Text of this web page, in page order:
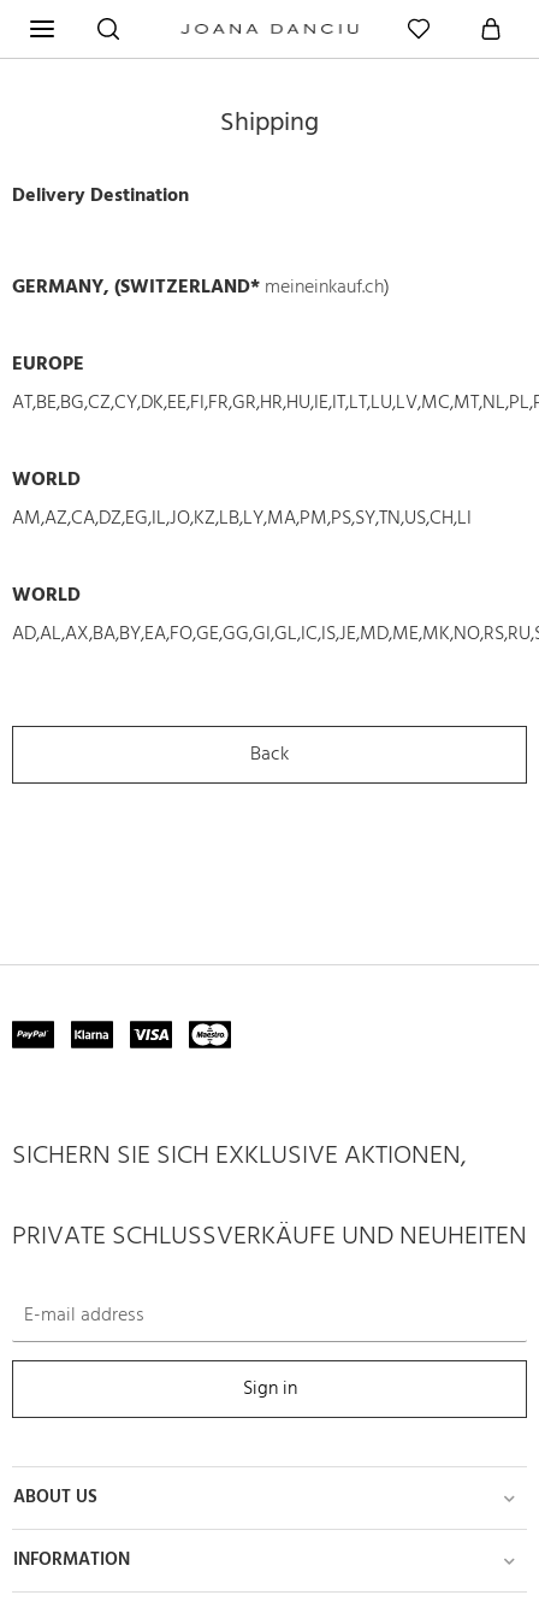
Shipping
Delivery Destination
GERMANY, (SWITZERLAND*meineinkauf.ch)
EUROPE
WORLD
AM,AZ,CA,DZ,EG,IL,JO,KZ,LB,LY,MA,PM,PS,SY,TN,US,CH,LI
WORLD
Back
SICHERN SIE SICH EXKLUSIVE AKTIONEN,
PRIVATE SCHLUSSVERKÄUFE UND NEUHEITEN
Sign in
ABOUT US
INFORMATION